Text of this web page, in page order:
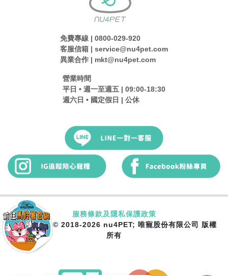
免費專線 | 0800-029-920
客服信箱 | service@nu4pet.com
異業合作 | mkt@nu4pet.com
營業時間
平日 • 週一至週五 | 09:00-18:30
週六日 • 國定假日 | 公休
服務條款及隱私保護政策
Copyright © 2018-2026 nu4PET; 唯寵股份有限公司 版權
所有